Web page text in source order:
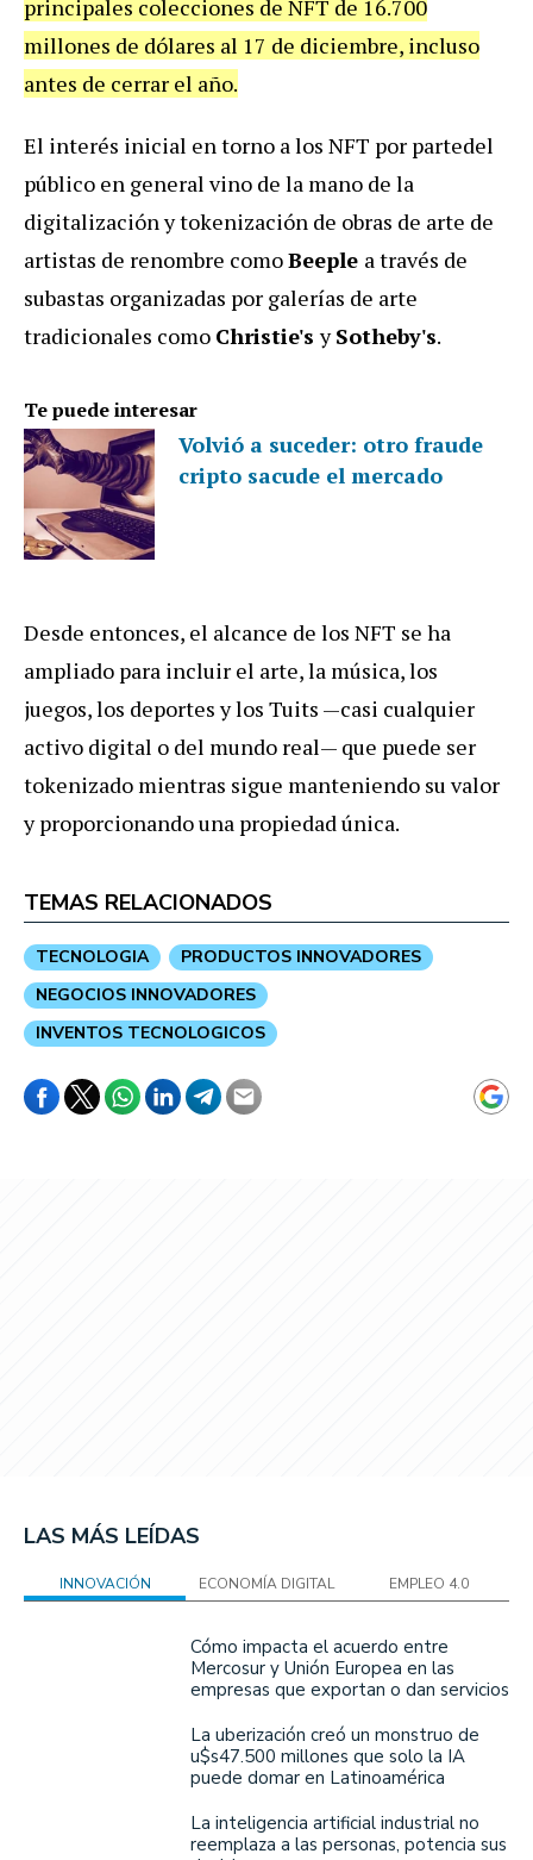
principales colecciones de NFT de 16.700
millones de dólares al 17 de diciembre, incluso
antes de cerrar el año.
El interés inicial en torno a los NFT por partedel
público en general vino de la mano de la
digitalización y tokenización de obras de arte de
artistas de renombre comoBeeple a través de
subastas organizadas por galerías de arte
tradicionales como Christie'sySotheby's.
Te puede interesar
Volvió a suceder: otro fraude
cripto sacude el mercado
Desde entonces, el alcance de los NFT se ha
ampliado para incluir el arte, la música, los
juegos, los deportes y los Tuits —casi cualquier
activo digital o del mundo real— que puede ser
tokenizado mientras sigue manteniendo su valor
y proporcionando una propiedad única.
TEMAS RELACIONADOS
TECNOLOGIA
PRODUCTOS INNOVADORES
NEGOCIOS INNOVADORES
INVENTOS TECNOLOGICOS
LAS MÁS LEÍDAS
INNOVACIÓN ECONOMÍA DIGITAL EMPLEO 4.0
Cómo impacta el acuerdo entre
Mercosur y Unión Europea en las
empresas que exportan o dan servicios
La uberización creó un monstruo de
u$s47.500 millones que solo la IA
puede domar en Latinoamérica
La inteligencia artificial industrial no
reemplaza a las personas, potencia sus